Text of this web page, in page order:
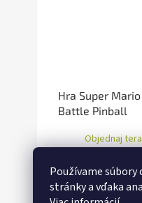
Používame
stránky a vďaka
Hra Super
Battle Pinball
Objednaj
€37,04